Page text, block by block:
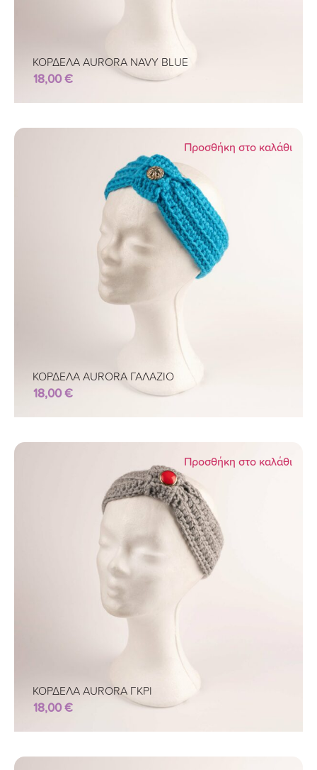
ΚΟΡΔΕΛΑ AURORA NAVY BLUE
18,00€
Προσθήκη στο καλάθι
ΚΟΡΔΕΛΑ AURORA ΓΑΛΑΖΙΟ
18,00€
Προσθήκη στο καλάθι
ΚΟΡΔΕΛΑ AURORA ΓΚΡΙ
18,00€